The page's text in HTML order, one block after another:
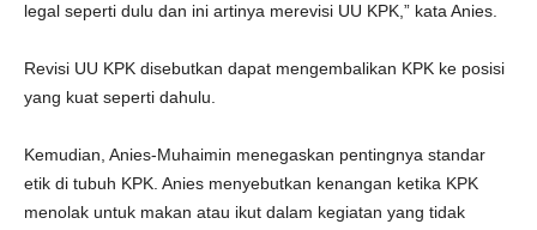
legal seperti dulu dan ini artinya merevisi UU KPK,” kata Anies.
Revisi UU KPK disebutkan dapat mengembalikan KPK ke posisi
yang kuat seperti dahulu.
Kemudian, Anies-Muhaimin menegaskan pentingnya standar
etik di tubuh KPK. Anies menyebutkan kenangan ketika KPK
menolak untuk makan atau ikut dalam kegiatan yang tidak